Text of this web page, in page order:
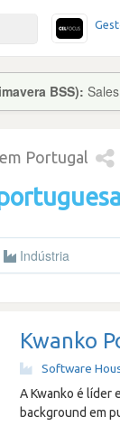
BSS):
Portugal
Indústria
Kwanko
Software
A Kwanko é líder
background em